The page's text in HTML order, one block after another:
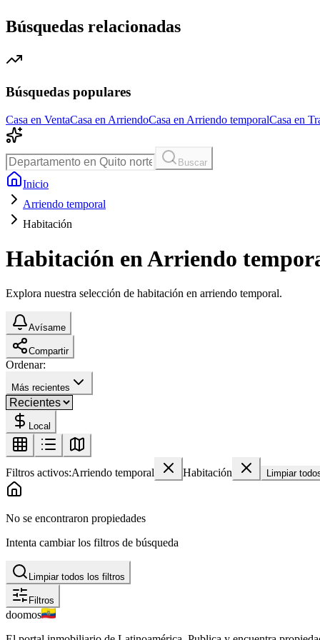
Búsquedas relacionadas
Búsquedas populares
Casa en VentaCasa en ArriendoCasa en Arriendo temporalCasa en
Buscar
Inicio
Arriendo temporal
Habitación
Habitación en Arriendo
Explora nuestra selección de habitación en arriendo temporal.
Avísame
Compartir
Ordenar:
Más recientes
Local
Filtros activos:Arriendo temporal Habitación Limpiar
No se encontraron propiedades
Intenta cambiar los filtros de búsqueda
Limpiar todos los filtros
Filtros
doomos